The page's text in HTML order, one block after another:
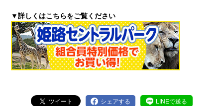
▼詳しくはこちらをご覧ください
ツイート シェアする LINEで送る